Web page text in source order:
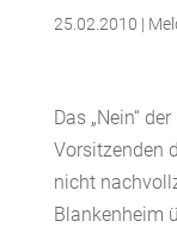
25.02.2010 |
Das „Nein“
Vorsitzenden
nicht
Blankenheim